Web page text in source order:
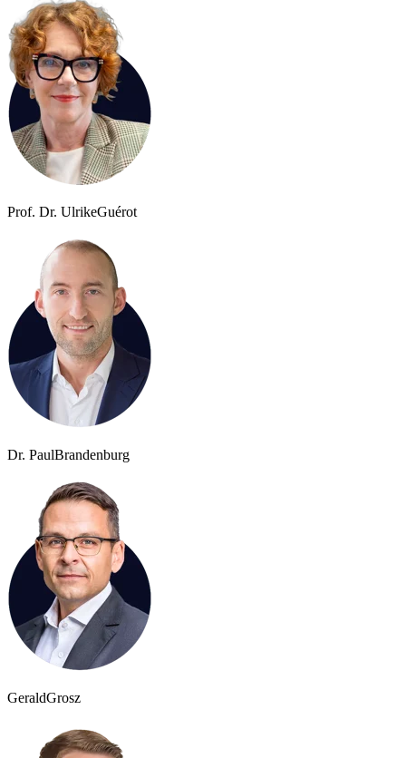
Prof. Dr. UlrikeGuérot
Dr. PaulBrandenburg
GeraldGrosz